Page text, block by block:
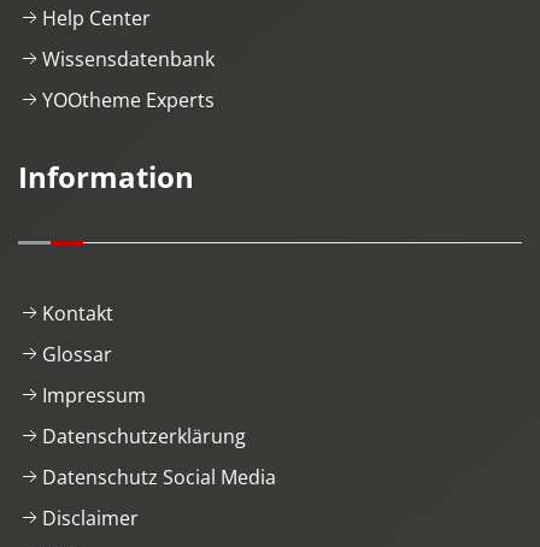
Help Center
Wissensdatenbank
YOOtheme Experts
Information
Kontakt
Glossar
Impressum
Datenschutzerklärung
Datenschutz Social Media
Disclaimer